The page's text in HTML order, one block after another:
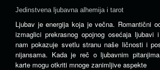
Jedinstvena ljubavna alhemija i tarot
Ljubav je energija koja je večna. Romantični
izmaglici prekrasnog opojnog osećaja ljubavi
nam pokazuje svetlu stranu naše ličnosti i
nijansama. Kada je reč o ljubavnim
karte mogu otkriti mnoge zanimljive aspekte